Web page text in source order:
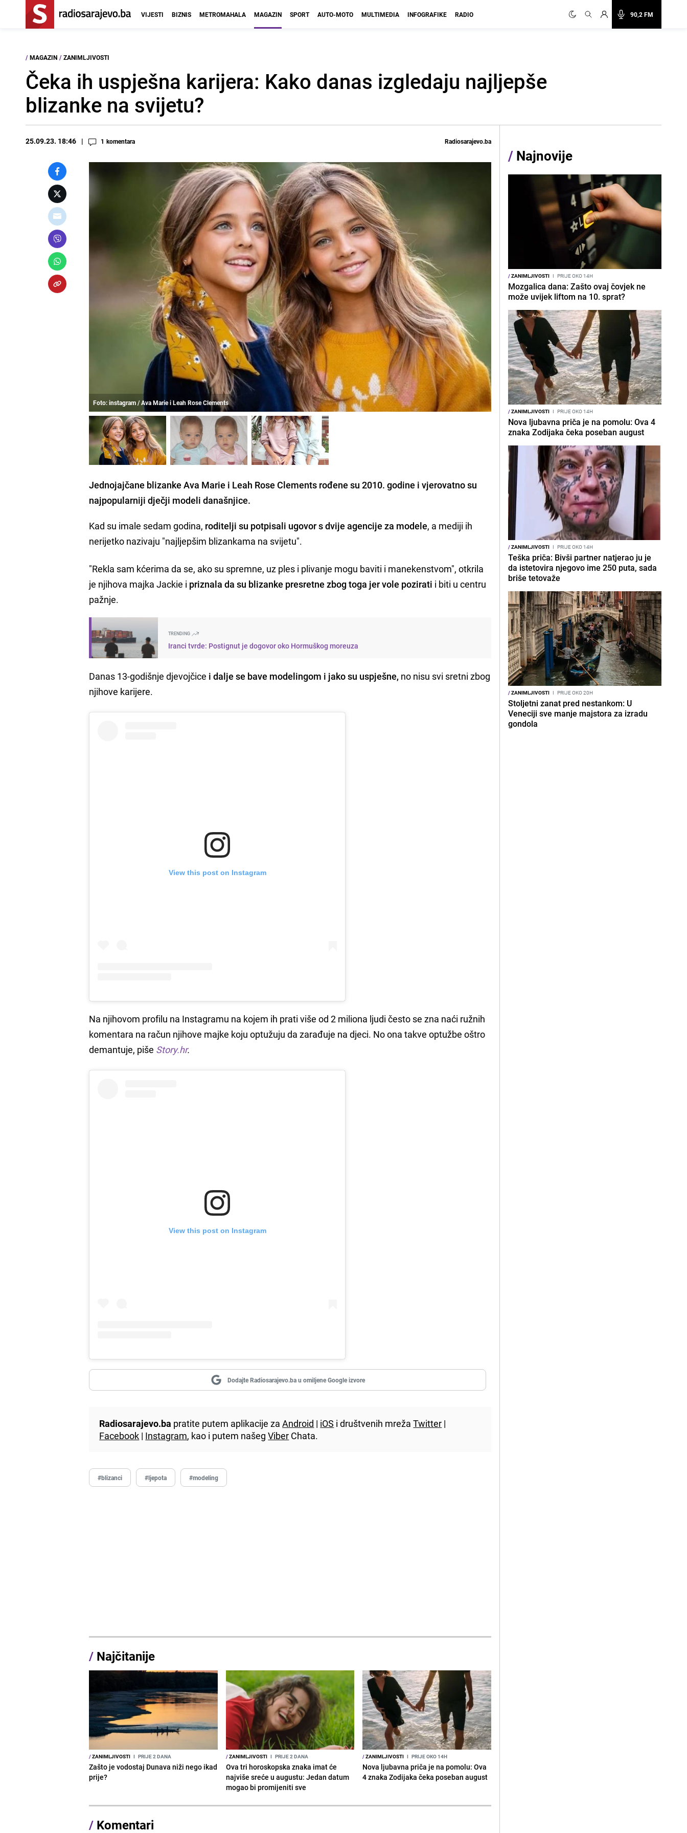
90,2 FM
VIJESTI BIZNIS METROMAHALA MAGAZIN SPORT AUTO-MOTO MULTIMEDIA INFOGRAFIKE RADIO
/ MAGAZIN / ZANIMLJIVOSTI
Čeka ih uspješna karijera: Kako danas izgledaju najljepše
blizanke na svijetu?
25.09.23. 18:46 1 komentara Radiosarajevo.ba
Foto: instagram / Ava Marie i Leah Rose Clements
Jednojajčane blizanke Ava Marie i Leah Rose Clements rođene su 2010. godine i vjerovatno su
najpopularniji dječji modeli današnjice.
Kad su imale sedam godina, roditelji su potpisali ugovor s dvije agencije za modele, a mediji ih
nerijetko nazivaju "najljepšim blizankama na svijetu".
"Rekla sam kćerima da se, ako su spremne, uz ples i plivanje mogu baviti i manekenstvom", otkrila
je njihova majka Jackie i priznala da su blizanke presretne zbog toga jer vole pozirati i biti u centru
pažnje.
TRENDING
Iranci tvrde: Postignut je dogovor oko Hormuškog moreuza
Danas 13-godišnje djevojčice i dalje se bave modelingom i jako su uspješne, no nisu svi sretni zbog
njihove karijere.
View this post on Instagram
Na njihovom profilu na Instagramu na kojem ih prati više od 2 miliona ljudi često se zna naći ružnih
komentara na račun njihove majke koju optužuju da zarađuje na djeci. No ona takve optužbe oštro
demantuje, piše Story.hr.
View this post on Instagram
Dodajte Radiosarajevo.ba u omiljene Google izvore
Radiosarajevo.ba pratite putem aplikacije zaAndroid | iOS i društvenih mrežaTwitter |
Facebook | Instagram, kao i putem našegViber Chata.
#blizanci #ljepota #modeling
/ Najčitanije
/ZANIMLJIVOSTI I PRIJE 2 DANA
Zašto je vodostaj Dunava niži nego ikad
prije?
/ZANIMLJIVOSTI I PRIJE 2 DANA
Ova tri horoskopska znaka imat će
najviše sreće u augustu: Jedan datum
mogao bi promijeniti sve
/ZANIMLJIVOSTI I PRIJE OKO 14H
Nova ljubavna priča je na pomolu: Ova
4 znaka Zodijaka čeka poseban august
/ Komentari
/ Najnovije
/ZANIMLJIVOSTI I PRIJE OKO 14H
Mozgalica dana: Zašto ovaj čovjek ne
može uvijek liftom na 10. sprat?
/ZANIMLJIVOSTI I PRIJE OKO 14H
Nova ljubavna priča je na pomolu: Ova 4
znaka Zodijaka čeka poseban august
/ZANIMLJIVOSTI I PRIJE OKO 14H
Teška priča: Bivši partner natjerao ju je
da istetovira njegovo ime 250 puta, sada
briše tetovaže
/ZANIMLJIVOSTI I PRIJE OKO 20H
Stoljetni zanat pred nestankom: U
Veneciji sve manje majstora za izradu
gondola